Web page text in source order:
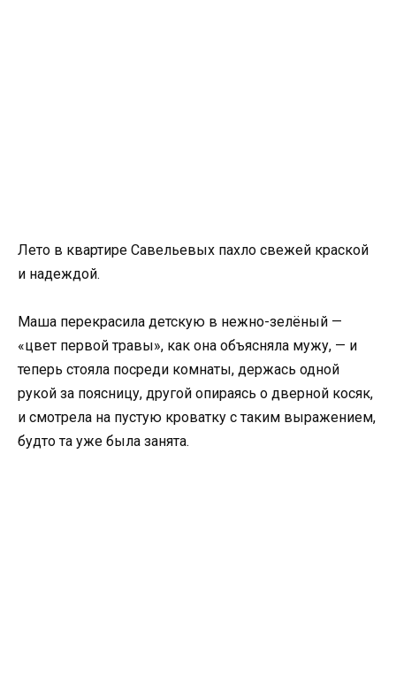
Лето в квартире Савельевых пахло свежей краской
и надеждой.
Маша перекрасила детскую в нежно-зелёный —
«цвет первой травы», как она объясняла мужу, — и
теперь стояла посреди комнаты, держась одной
рукой за поясницу, другой опираясь о дверной косяк,
и смотрела на пустую кроватку с таким выражением,
будто та уже была занята.